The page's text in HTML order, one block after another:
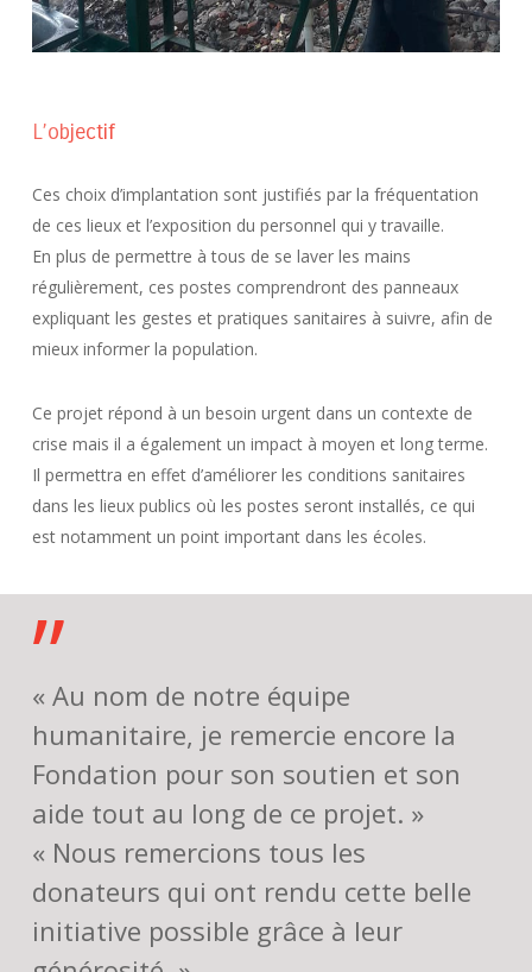
L’objectif
Ces choix d’implantation sont justifiés par la fréquentation
de ces lieux et l’exposition du personnel qui y travaille.
En plus de permettre à tous de se laver les mains
régulièrement, ces postes comprendront des panneaux
expliquant les gestes et pratiques sanitaires à suivre, afin de
mieux informer la population.
Ce projet répond à un besoin urgent dans un contexte de
crise mais il a également un impact à moyen et long terme.
Il permettra en effet d’améliorer les conditions sanitaires
dans les lieux publics où les postes seront installés, ce qui
est notamment un point important dans les écoles.
”
« Au nom de notre équipe
humanitaire, je remercie encore la
Fondation pour son soutien et son
aide tout au long de ce projet. »
« Nous remercions tous les
donateurs qui ont rendu cette belle
initiative possible grâce à leur